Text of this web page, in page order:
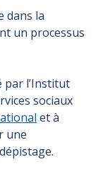
dans la
un processus
par l’Institut
sociaux
et à
une